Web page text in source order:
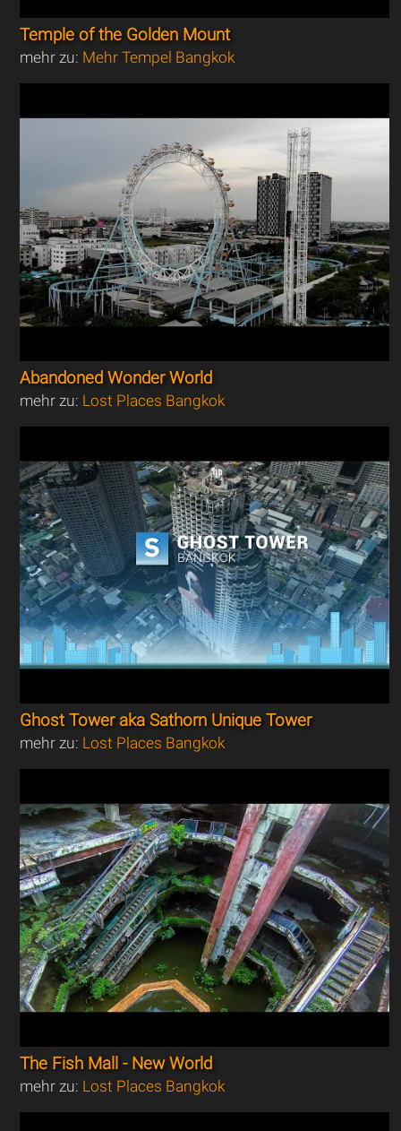
Temple of the Golden Mount
mehr zu: Mehr Tempel Bangkok
Abandoned Wonder World
mehr zu: Lost Places Bangkok
Ghost Tower aka Sathorn Unique Tower
mehr zu: Lost Places Bangkok
The Fish Mall - New World
mehr zu: Lost Places Bangkok